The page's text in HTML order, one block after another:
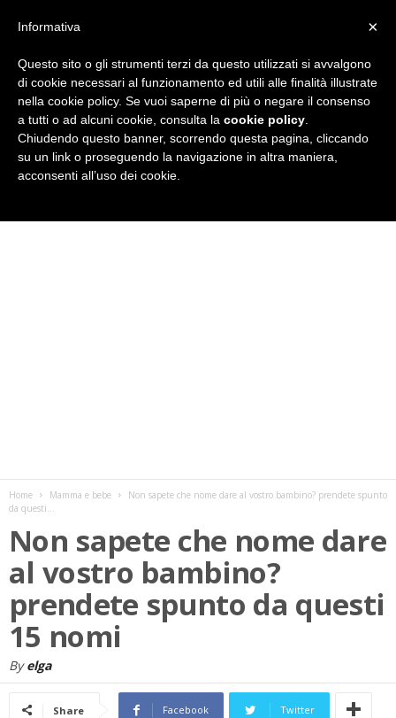
i
Home Mamma e bebe
Non sapete che nome dare al vostro bambino? prendete spunto
da questi...
Non sapete che nome dare
al vostro bambino?
prendete spunto da questi
15 nomi
By elga
Share Facebook Twitter
×
Informativa
Questo sito o gli strumenti terzi da questo utilizzati si avvalgono
di cookie necessari al funzionamento ed utili alle finalità illustrate
nella cookie policy. Se vuoi saperne di più o negare il consenso
a tutti o ad alcuni cookie, consulta la cookie policy
Chiudendo questo banner, scorrendo questa pagina, cliccando
su un link o proseguendo la navigazione in altra maniera,
acconsenti all’uso dei cookie.